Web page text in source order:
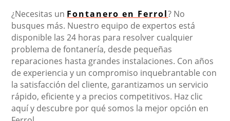
¿Necesitas un Fontanero en Ferrol? No
busques más. Nuestro equipo de expertos está
disponible las 24 horas para resolver cualquier
problema de fontanería, desde pequeñas
reparaciones hasta grandes instalaciones. Con años
de experiencia y un compromiso inquebrantable con
la satisfacción del cliente, garantizamos un servicio
rápido, eficiente y a precios competitivos. Haz clic
aquí y descubre por qué somos la mejor opción en